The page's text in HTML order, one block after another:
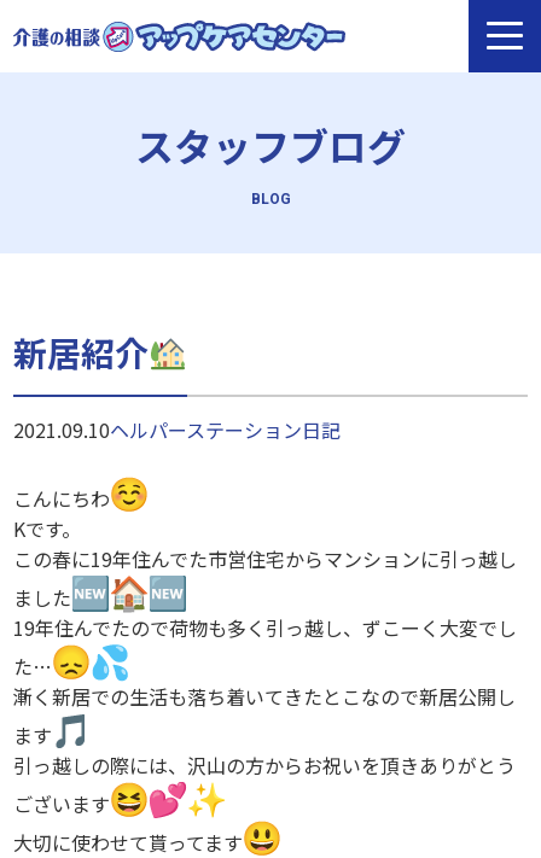
スタッフブログ
新居紹介
2021.09.10ヘルパーステーション日記
こんにちわ
Kです。
この春に19年住んでた市営住宅からマンションに引っ越し
ました
19年住んでたので荷物も多く引っ越し、ずこーく大変でし
た…
漸く新居での生活も落ち着いてきたとこなので新居公開し
ます
引っ越しの際には、沢山の方からお祝いを頂きありがとう
ございます
大切に使わせて貰ってます